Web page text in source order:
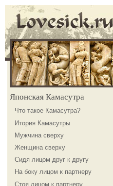
Японская Камасутра
Что такое Камасутра?
Итория Камасутры
Мужчина сверху
Женщина сверху
Сидя лицом друг к другу
На боку лицом к партнеру
Стоя лицом к партнеру